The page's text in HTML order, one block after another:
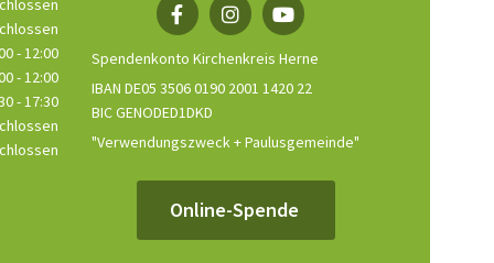
- 12:00
- 12:00
- 17:30
Spendenkonto Kirchenkreis Herne
IBAN DE05 3506 0190 2001 1420 22
BIC GENODED1DKD
"Verwendungszweck + Paulusgemeinde"
Online-Spende